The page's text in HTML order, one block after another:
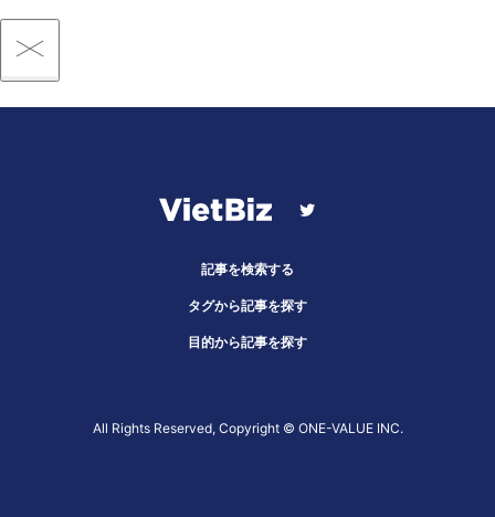
記事を検索する
タグから記事を探す
目的から記事を探す
All Rights Reserved, Copyright ©︎ ONE-VALUE INC.